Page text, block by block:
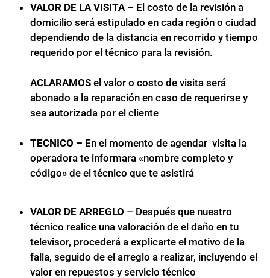
VALOR DE LA VISITA – El costo de la revisión a
domicilio será estipulado en cada región o ciudad
dependiendo de la distancia en recorrido y tiempo
requerido por el técnico para la revisión.
ACLARAMOS el valor o costo de visita será
abonado a la reparación en caso de requerirse y
sea autorizada por el cliente
TECNICO – En el momento de agendar visita la
operadora te informara «nombre completo y
código» de el técnico que te asistirá
VALOR DE ARREGLO – Después que nuestro
técnico realice una valoración de el daño en tu
televisor, procederá a explicarte el motivo de la
falla, seguido de el arreglo a realizar, incluyendo el
valor en repuestos y servicio técnico